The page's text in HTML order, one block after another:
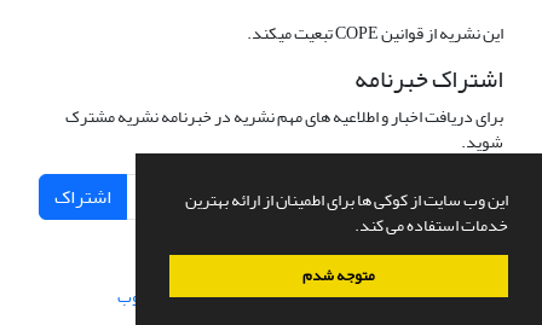
این وب سایت از کوکی ها برای اطمینان از ارائه بهترین
خدمات استفاده می کند.
متوجه شدم
این نشریه از قوانین COPE تبعیت میکند.
اشتراک خبرنامه
برای دریافت اخبار و اطلاعیه های مهم نشریه در خبرنامه نشریه مشترک
شوید.
اشتراک
سامانه مدیریت نشریات علمی.طراحی و پیاده سازی از سیناوب